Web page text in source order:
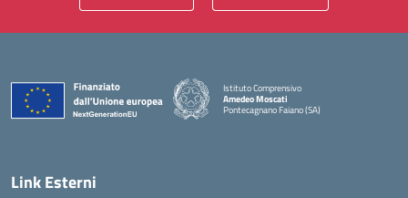
Istituto Comprensivo
Amedeo Moscati
Pontecagnano Faiano (SA)
— Visita la pagina iniziale della scuola
Link Esterni